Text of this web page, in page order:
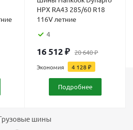
HPX RA43 285/60 R18
116V летние
4
16 512₽ 20 640₽
Экономия 4 128 ₽
Подробнее
шины